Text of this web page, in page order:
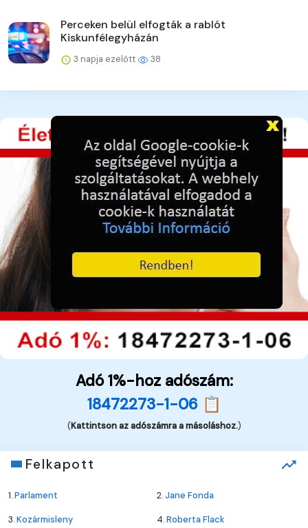
Perceken belül elfogták a rablót
Kiskunfélegyházán
3 napja ezelőtt 38
Adó 1%-hoz adószám:
18472273-1-06 📋
(Kattintson az adószámra a másoláshoz.)
Felkapott
1.Parlament 2.Jane Fonda
3.Kozármisleny 4.Roberta Flack